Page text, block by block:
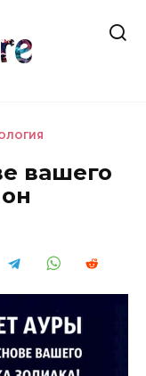
вашего